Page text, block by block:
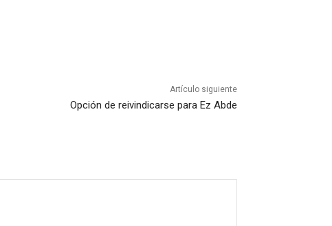
Artículo siguiente
Opción de reivindicarse para Ez Abde